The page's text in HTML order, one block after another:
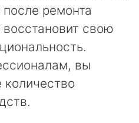
после ремонта
свою
вы